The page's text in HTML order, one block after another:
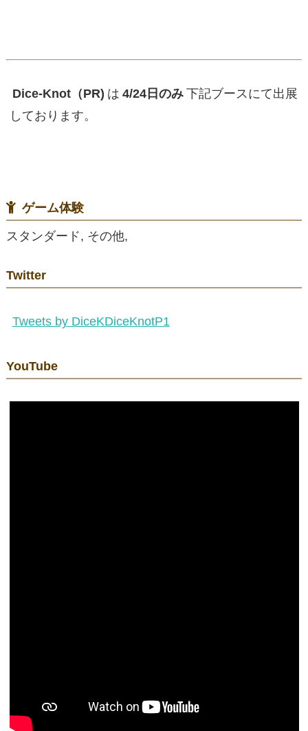
Dice-Knot（PR) は 4/24日のみ 下記ブースにて出展
しております。
ゲーム体験
スタンダード, その他,
Twitter
Tweets by DiceKDiceKnotP1
YouTube